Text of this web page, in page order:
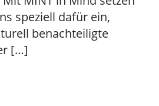
speziell dafür ein,
benachteiligte
[…]